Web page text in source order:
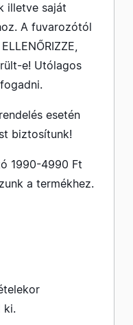
illetve saját
A fuvarozótól
e! Utólagos
esetén
biztosítunk!
1990-4990 Ft
a termékhez.
ki.